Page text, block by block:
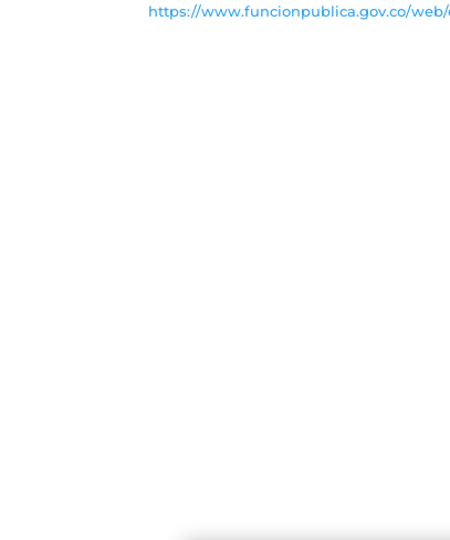
https://www.funcionpublica.gov.co/